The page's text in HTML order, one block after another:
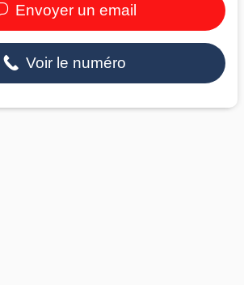
Envoyer un email
Voir le numéro